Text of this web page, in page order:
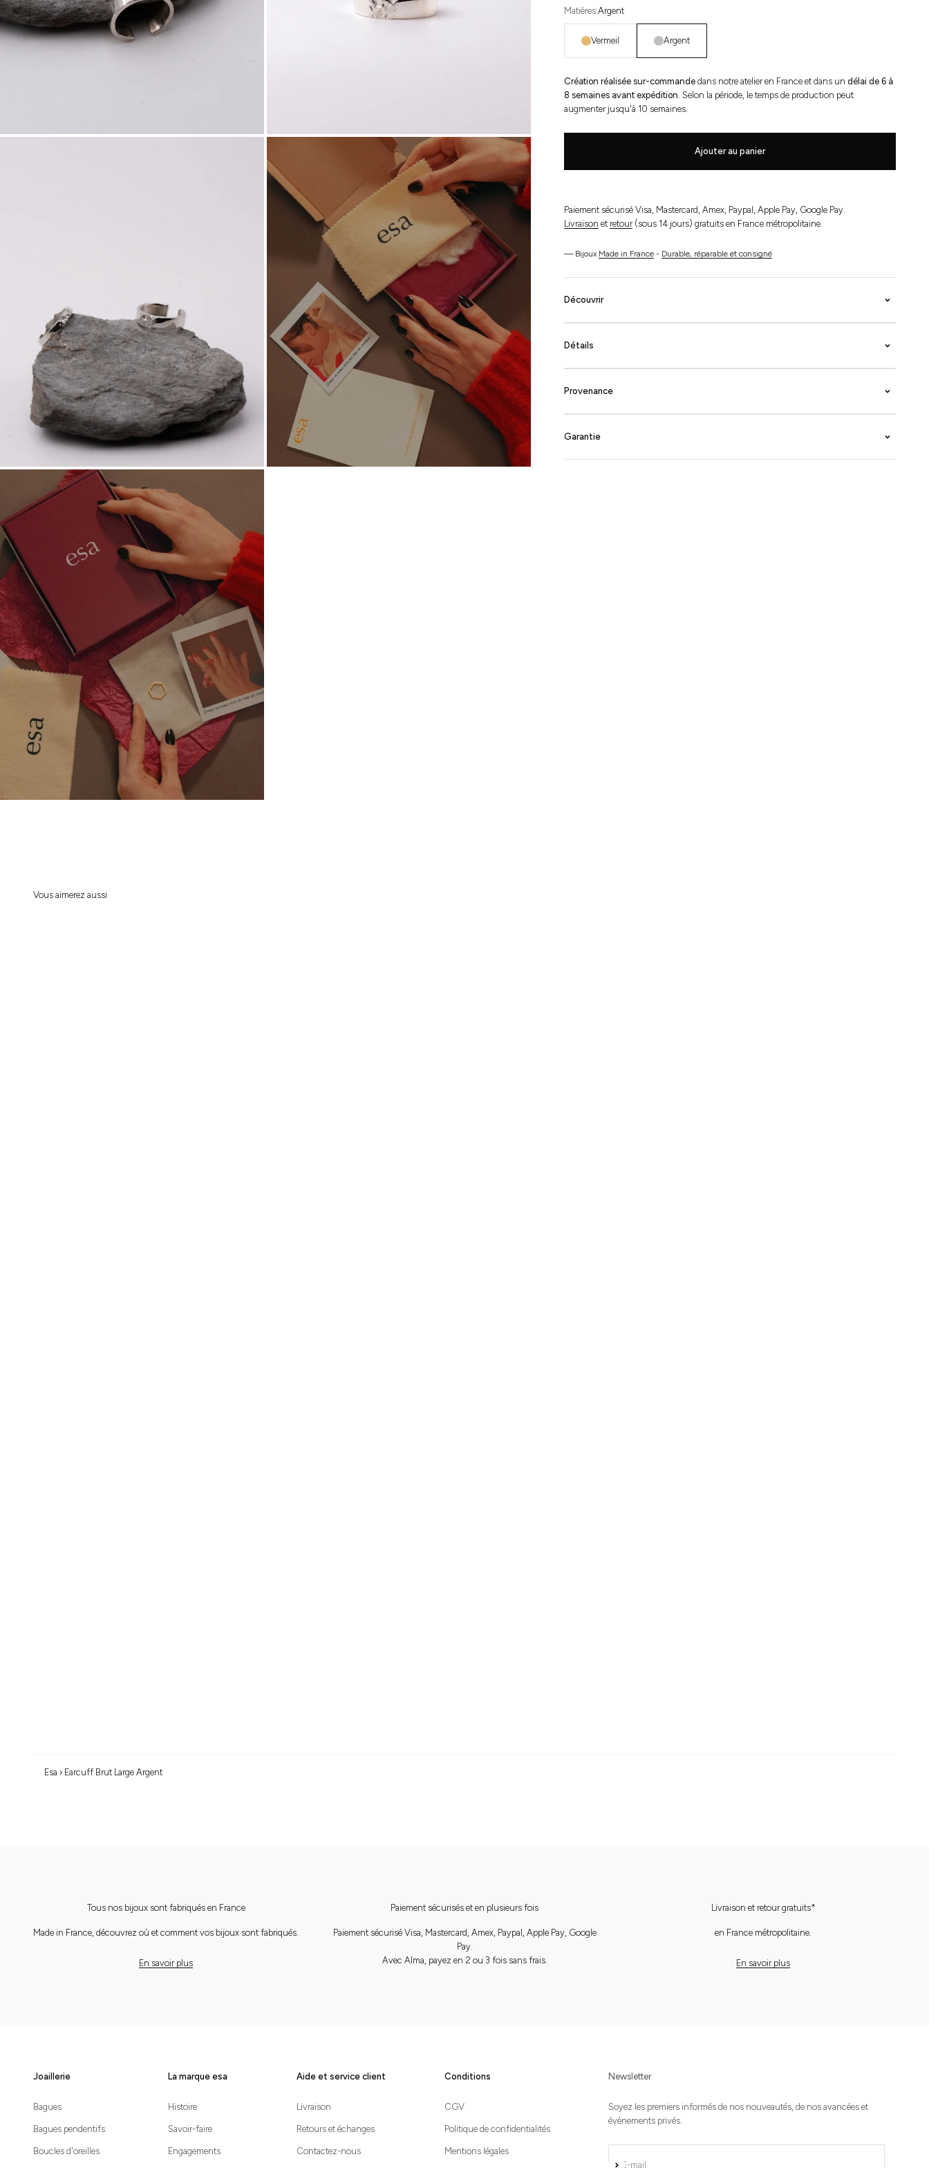
Matières:Argent
Vermeil Argent
Création réalisée sur-commande dans notre atelier en France et dans un délai de 6 à
8 semaines avant expédition. Selon la période, le temps de production peut
augmenter jusqu'à 10 semaines.
Ajouter au panier
Paiement sécurisé Visa, Mastercard, Amex, Paypal, Apple Pay, Google Pay.
Livraison et retour(sous 14 jours) gratuits en France métropolitaine.
— Bijoux Made in France - Durable, réparable et consigné
Découvrir
Détails
Provenance
Garantie
Vous aimerez aussi
Esa › Earcuff Brut Large Argent
Tous nos bijoux sont fabriqués en France
Made in France, découvrez où et comment vos bijoux sont fabriqués.
En savoir plus
Paiement sécurisés et en plusieurs fois
Paiement sécurisé Visa, Mastercard, Amex, Paypal, Apple Pay, Google
Pay.
Avec Alma, payez en 2 ou 3 fois sans frais.
Livraison et retour gratuits*
en France métropolitaine.
En savoir plus
Joaillerie
Bagues
Bagues pendentifs
Boucles d'oreilles
La marque esa
Histoire
Savoir-faire
Engagements
Aide et service client
Livraison
Retours et échanges
Contactez-nous
Conditions
CGV
Politique de confidentialités
Mentions légales
Newsletter
Soyez les premiers informés de nos nouveautés, de nos avancées et
évènements privés.
E-mail
S'inscrire